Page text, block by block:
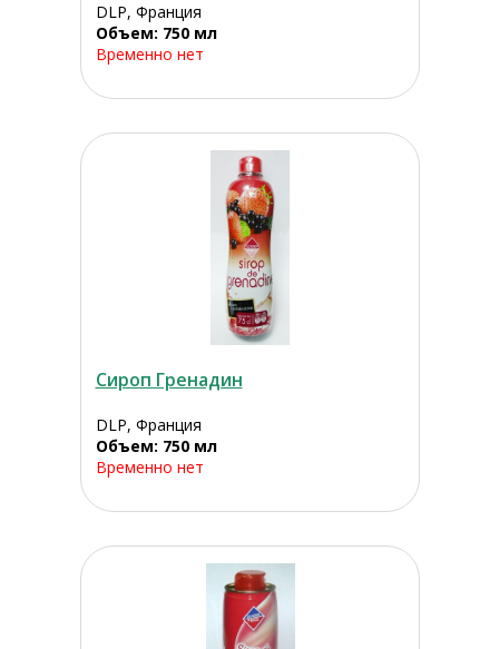
DLP, Франция
Объем: 750 мл
Временно нет
Сироп Гренадин
DLP, Франция
Объем: 750 мл
Временно нет